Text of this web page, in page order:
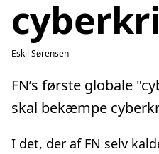
Eskil Sørensen
FN’s første globale
skal bekæmpe
I det, der af FN selv